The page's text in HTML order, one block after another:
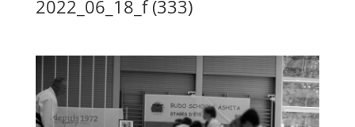
2022_06_18_f (333)